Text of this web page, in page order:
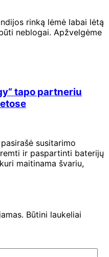
rinką lėmė labai lėtą
neblogai. Apžvelgėme
tapo partneriu
pasirašė susitarimo
ir paspartinti baterijų
maitinama švariu,
Būtini laukeliai